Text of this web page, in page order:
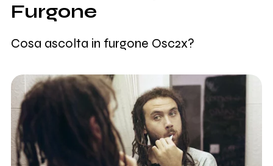
RADIO
Furgone
Cosa ascolta in furgone Osc2x?